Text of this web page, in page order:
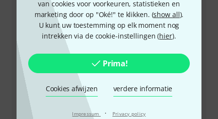
van cookies voor voorkeuren, statistieken en
marketing door op "Oké!" te klikken. (show all).
U kunt uw toestemming op elk moment nog
intrekken via de cookie-instellingen (hier).
Prima!
Cookies afwijzen verdere informatie
Impressum · Privacy policy
Onze klantenservice helpt u graag bij al uw vragen of
Houd uw klantnummer bij de hand